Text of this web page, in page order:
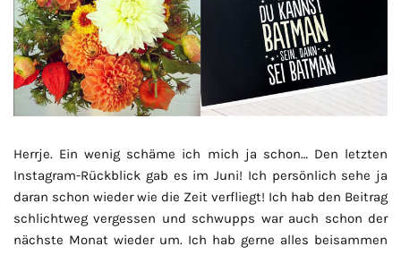
Herrje. Ein wenig schäme ich mich ja schon… Den letzten
Instagram-Rückblick gab es im Juni! Ich persönlich sehe ja
daran schon wieder wie die Zeit verfliegt! Ich hab den Beitrag
schlichtweg vergessen und schwupps war auch schon der
nächste Monat wieder um. Ich hab gerne alles beisammen